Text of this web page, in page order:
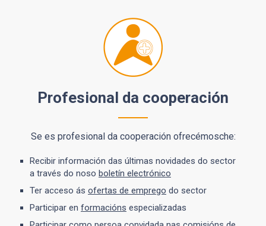
Profesional da cooperación
Se es profesional da cooperación ofrecémosche:
Recibir información das últimas novidades do sector
a través do noso boletín electrónico
Ter acceso ás ofertas de emprego do sector
Participar en formacións especializadas